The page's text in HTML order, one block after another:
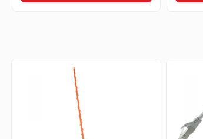
Huse si protectii pentru Apple iPad
Huse si protectii pentru Apple iPad
10.9 (gen 10, 2022)